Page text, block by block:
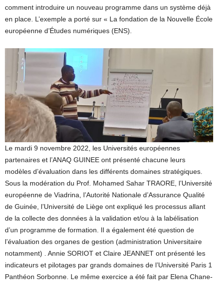
comment introduire un nouveau programme dans un système déjà
en place. L’exemple a porté sur « La fondation de la Nouvelle École
européenne d’Études numériques (ENS).
Le mardi 9 novembre 2022, les Universités européennes
partenaires et l’ANAQ GUINEE ont présenté chacune leurs
modèles d’évaluation dans les différents domaines stratégiques.
Sous la modération du Prof. Mohamed Sahar TRAORE, l’Université
européenne de Viadrina, l’Autorité Nationale d’Assurance Qualité
de Guinée, l’Université de Liège ont expliqué les processus allant
de la collecte des données à la validation et/ou à la labélisation
d’un programme de formation. Il a également été question de
l’évaluation des organes de gestion (administration Universitaire
notamment) . Annie SORIOT et Claire JEANNET ont présenté les
indicateurs et pilotages par grands domaines de l’Université Paris 1
Panthéon Sorbonne. Le même exercice a été fait par Elena Chane-